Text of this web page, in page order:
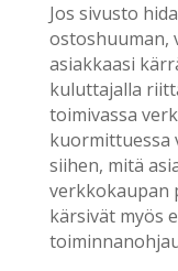
Jos sivusto
ostoshuuman,
asiakkaasi
kuluttajalla
toimivassa
kuormittuessa
siihen, mitä
verkkokaupan
kärsivät myös